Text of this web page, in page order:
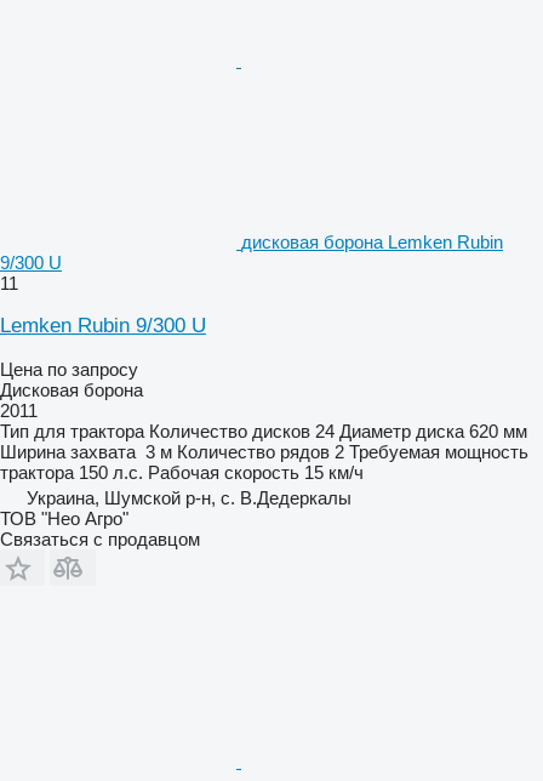
дисковая борона Lemken Rubin
9/300 U
11
Lemken Rubin 9/300 U
Цена по запросу
Дисковая борона
2011
Тип для трактора Количество дисков 24 Диаметр диска 620 мм
Ширина захвата 3 м Количество рядов 2 Требуемая мощность
трактора 150 л.с. Рабочая скорость 15 км/ч
Украина, Шумской р-н, с. В.Дедеркалы
ТОВ "Нео Агро"
Связаться с продавцом